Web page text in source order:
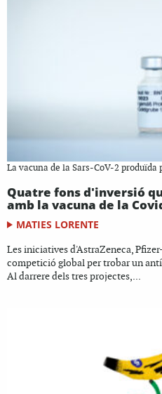
La vacuna de la Sars-CoV-2 produïda
Quatre fons d'inversió
amb la vacuna de la
MATIES LORENTE
Les iniciatives d'AstraZeneca,
competició global per trobar un
Al darrere dels tres projectes,...